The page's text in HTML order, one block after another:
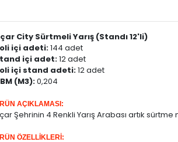
City Sürtmeli Yarış (Standı 12'li)
içi adeti:144 adet
içi adet:12 adet
içi stand adeti:12 adet
(M3):0,204
AÇIKLAMASI:
Şehrinin 4 Renkli Yarış Arabası artık sürtme
ÖZELLİKLERİ: